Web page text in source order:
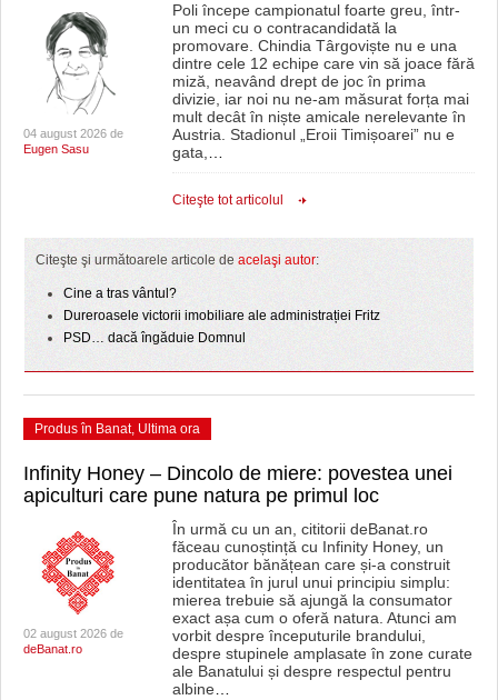
04 august 2026 de
Eugen Sasu
Poli începe campionatul foarte greu, într-
un meci cu o contracandidată la
promovare. Chindia Târgoviște nu e una
dintre cele 12 echipe care vin să joace fără
miză, neavând drept de joc în prima
divizie, iar noi nu ne-am măsurat forța mai
mult decât în niște amicale nerelevante în
Austria. Stadionul „Eroii Timișoarei” nu e
gata,…
Citeşte tot articolul
Citeşte şi următoarele articole de acelaşi autor:
Cine a tras vântul?
Dureroasele victorii imobiliare ale administrației Fritz
PSD… dacă îngăduie Domnul
Produs în Banat, Ultima ora
Infinity Honey – Dincolo de miere: povestea unei
apiculturi care pune natura pe primul loc
02 august 2026 de
deBanat.ro
În urmă cu un an, cititorii deBanat.ro
făceau cunoștință cu Infinity Honey, un
producător bănățean care și-a construit
identitatea în jurul unui principiu simplu:
mierea trebuie să ajungă la consumator
exact așa cum o oferă natura. Atunci am
vorbit despre începuturile brandului,
despre stupinele amplasate în zone curate
ale Banatului și despre respectul pentru
albine…